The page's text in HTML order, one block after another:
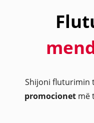
Shijoni fluturimin
promocionet më